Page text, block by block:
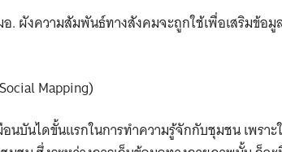
ผังความสัมพันธ์ทางสังคมจะถูกใช้เพื่อเสริมข้อมู
Mapping)
นบันไดขั้นแรกในการทำความรู้จักกับชุมชน เพรา